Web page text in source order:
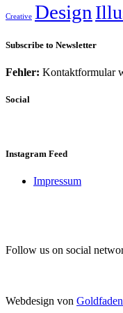
Creative Design
Subscribe to Newsletter
Fehler: Kontaktformular
Social
Instagram Feed
Impressum
Follow us on social
Webdesign von